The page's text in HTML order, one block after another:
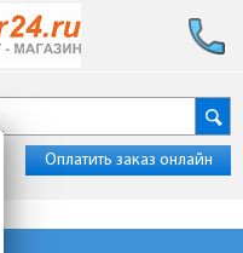
Оплатить заказ онлайн